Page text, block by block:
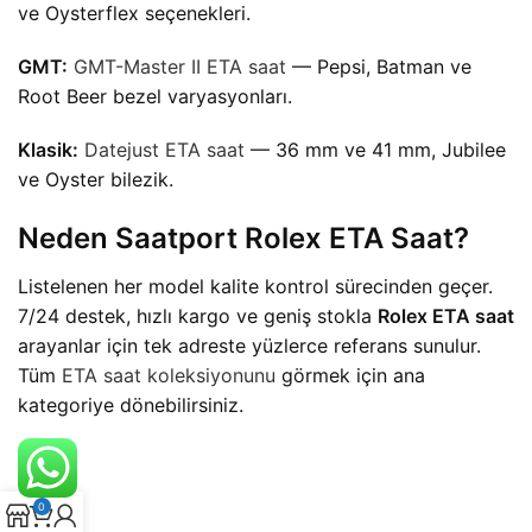
ve Oysterflex seçenekleri.
GMT: GMT-Master II ETA saat — Pepsi, Batman ve
Root Beer bezel varyasyonları.
Klasik: Datejust ETA saat — 36 mm ve 41 mm, Jubilee
ve Oyster bilezik.
Neden Saatport Rolex ETA Saat?
Listelenen her model kalite kontrol sürecinden geçer.
7/24 destek, hızlı kargo ve geniş stokla Rolex ETA saat
arayanlar için tek adreste yüzlerce referans sunulur.
Tüm ETA saat koleksiyonunu görmek için ana
kategoriye dönebilirsiniz.
0